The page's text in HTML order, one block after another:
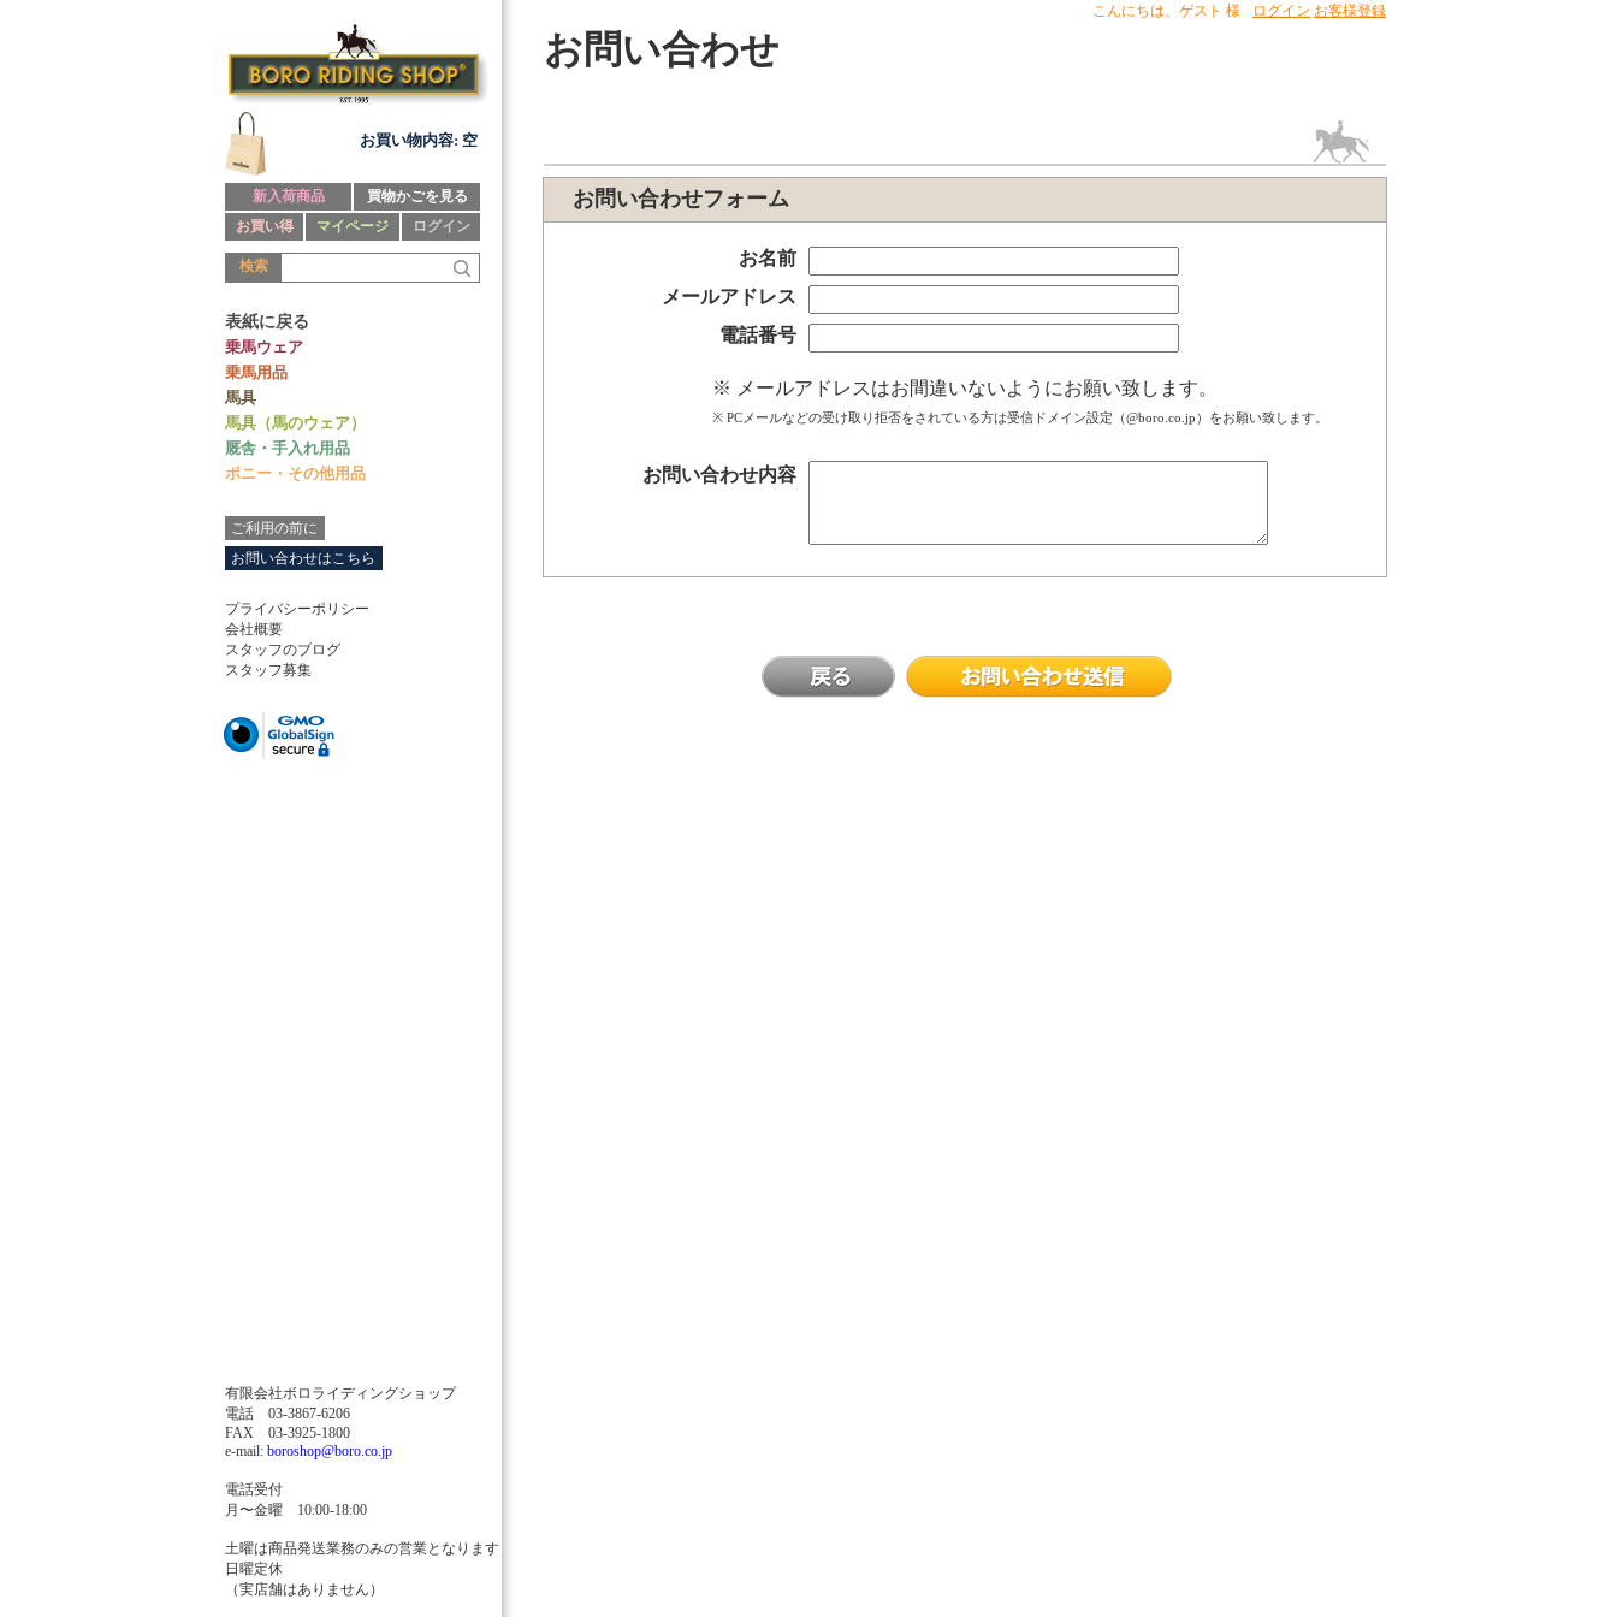
お買い物内容: 空
新入荷商品
買物かごを見る
お買い得
マイページ ログイン
検索
表紙に戻る
乗馬ウェア
乗馬用品
馬具
馬具（馬のウェア）
厩舎・手入れ用品
ポニー・その他用品
ご利用の前に
お問い合わせはこちら
プライバシーポリシー
会社概要
スタッフのブログ
スタッフ募集
お問い合わせ
お問い合わせフォーム
お名前
メールアドレス
電話番号
メールアドレスはお間違いないようにお願い致します。
PCメールなどの受け取り拒否をされている方は受信ドメイン設定（@boro.co.jp）をお願い致します。
お問い合わせ内容
有限会社ボロライディングショップ
電話 03-3867-6206
FAX 03-3925-1800
e-mail: boroshop@boro.co.jp
電話受付
月〜金曜 10:00-18:00
土曜は商品発送業務のみの営業となります
日曜定休
（実店舗はありません）
こんにちは、 ゲスト 様 ログイン お客様登録